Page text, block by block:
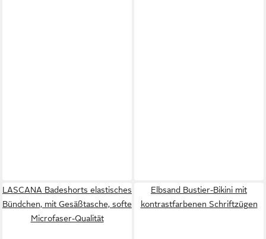
LASCANA Badeshorts elastisches
Bündchen, mit Gesäßtasche, softe
Microfaser-Qualität
Elbsand Bustier-Bikini mit
kontrastfarbenen Schriftzügen